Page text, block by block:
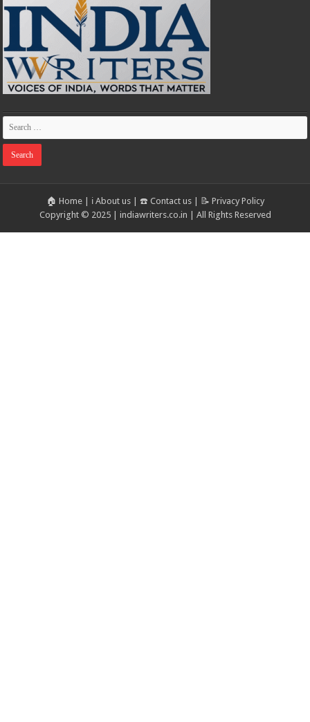
🏠 Home| ℹ️ About us| ☎️ Contact us| 📝 Privacy Policy
Copyright © 2025 | indiawriters.co.in | All Rights Reserved